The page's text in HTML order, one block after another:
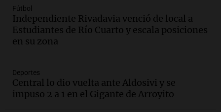
Audio.
Congreso y evacuación por derrame de
oxígeno en Montecastro
Panorama Federal
y llega avión para escuelas de la décima
brigada aérea
Panorama Federal
Fútbol
Independiente Rivadavia venció de local a
Estudiantes de Río Cuarto y escala posiciones
en su zona
Deportes
Central lo dio vuelta ante Aldosivi y se
impuso 2 a 1 en el Gigante de Arroyito